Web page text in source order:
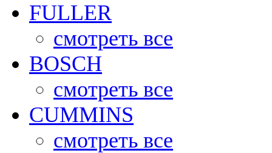
FULLER
смотреть все
BOSCH
смотреть все
CUMMINS
смотреть все